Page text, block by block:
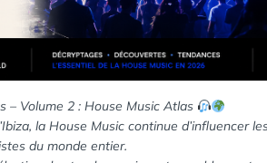
– Volume 2 : House Music Atlas
la House Music continue d’influencer
du monde entier.